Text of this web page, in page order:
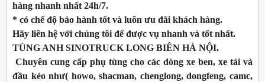
hàng nhanh nhất 24h/7.
* có chế độ bảo hành tốt và luôn ưu đãi khách hàng.
Hãy liên hệ với chúng tôi để được vụ nhanh và tốt nhất.
TÙNG ANH SINOTRUCK LONG BIÊN HÀ NỘI.
Chuyên cung cấp phụ tùng cho các dòng xe ben, xe tải và
đầu kéo như( howo, shacman, chenglong, dongfeng, camc,